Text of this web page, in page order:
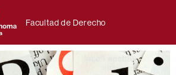
Facultad de Derecho